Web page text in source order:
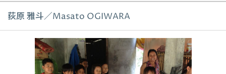
荻原 雅斗／Masato OGIWARA